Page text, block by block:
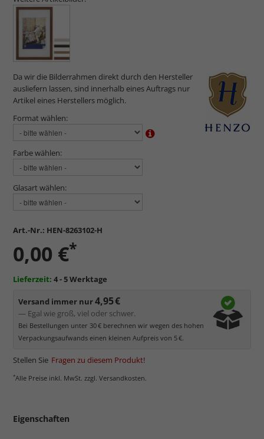
Da wir die Bilderrahmen direkt durch den Hersteller
ausliefern lassen, sind innerhalb eines Auftrags nur
Artikel eines Herstellers möglich.
Format wählen:
Farbe wählen:
Glasart wählen:
Art.-Nr.: HEN-8263102-H
0,00 €*
Lieferzeit: 4 - 5 Werktage
Versand immer nur4,95 €
— Egal wie groß, viel oder schwer.
Bei Bestellungen unter 30 € berechnen wir wegen des hohen
Verpackungsaufwands einen kleinen Aufpreis von 5 €.
Stellen Sie Fragen zu diesem Produkt!
*Alle Preise inkl. MwSt. zzgl. Versandkosten.
Eigenschaften